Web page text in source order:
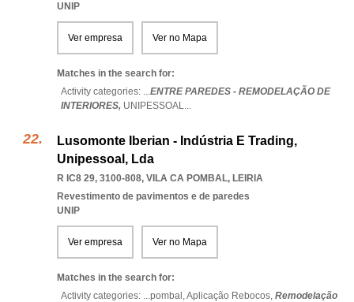
UNIP
Ver empresa Ver no Mapa
Matches in the search for:
Activity categories: ...ENTRE PAREDES - REMODELAÇÃO DE
INTERIORES, UNIPESSOAL...
Lusomonte Iberian - Indústria E Trading,
Unipessoal, Lda
R IC8 29, 3100-808, VILA CA POMBAL, LEIRIA
Revestimento de pavimentos e de paredes
UNIP
Ver empresa Ver no Mapa
Matches in the search for:
Activity categories: ...pombal,Aplicação Rebocos, Remodelação